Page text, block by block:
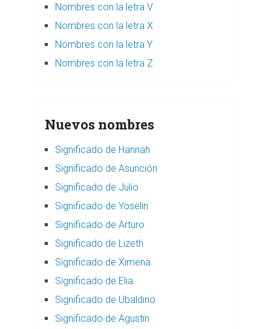
Nombres con la letra V
Nombres con la letra X
Nombres con la letra Y
Nombres con la letra Z
Nuevos nombres
Significado de Hannah
Significado de Asunción
Significado de Julio
Significado de Yoselin
Significado de Arturo
Significado de Lizeth
Significado de Ximena
Significado de Elia
Significado de Ubaldino
Significado de Agustín